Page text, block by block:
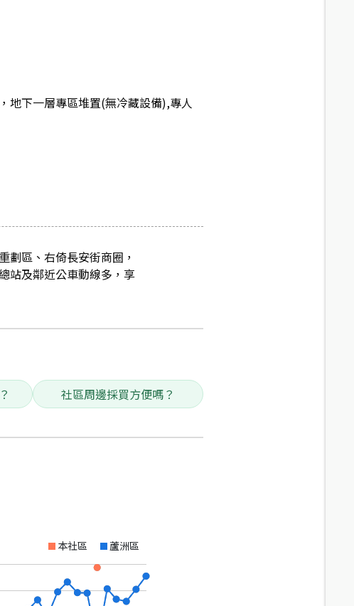
地下一層專區堆置(無冷藏設備),專人
劃區、右倚長安街商圈，
站及鄰近公車動線多，享
社區周邊採買方便嗎？
本社區 蘆洲區